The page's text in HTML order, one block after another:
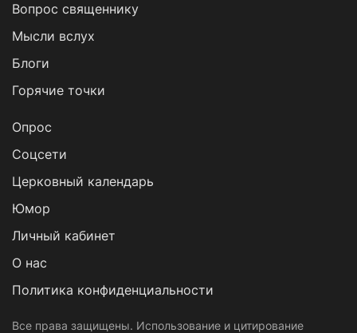
Вопрос священнику
Мысли вслух
Блоги
Горячие точки
Опрос
Cоцсети
Церковный календарь
Юмор
Личный кабинет
О нас
Политика конфиденциальности
Все права защищены. Использование и цитирование